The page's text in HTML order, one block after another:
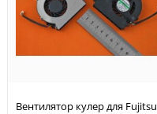
Вентилятор кулер для Fujitsu